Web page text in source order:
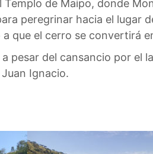
Templo de Maipo, donde
peregrinar hacia el lugar
que el cerro se convertirá
pesar del cansancio por el
Ignacio.